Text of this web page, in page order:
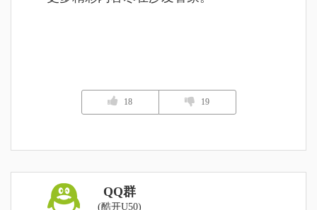
18 19
QQ群
(酷开U50)